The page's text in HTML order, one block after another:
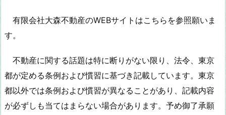
有限会社大森不動産のWEBサイトはこちらを参照願いま
す。
不動産に関する話題は特に断りがない限り、法令、東京
都が定める条例および慣習に基づき記載しています。東京
都以外では条例および慣習が異なることがあり、記載内容
が必ずしも当てはまらない場合があります。予め御了承願